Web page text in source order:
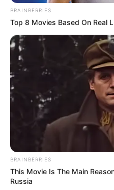
BRAINBERRIES
Top 8 Movies Based On Real
BRAINBERRIES
This Movie Is The Main
Russia